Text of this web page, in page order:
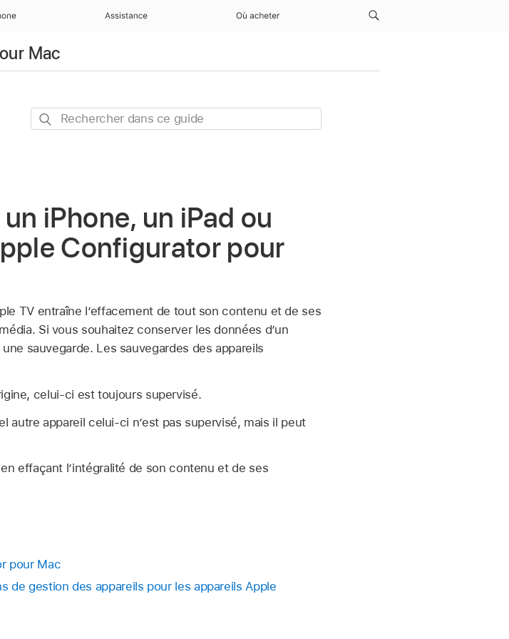
Assistance Où acheter
Mac
Rechercher
iPhone, un iPad ou
Configurator pour
TVentraîne l’effacement de tout son contenu et de ses
Si vous souhaitez conserver les données d’un
sauvegarde. Les sauvegardes des appareils
celui-ci est toujours supervisé.
autre appareil celui-ci n’est pas supervisé, mais il peut
effaçant l’intégralité de son contenu et de ses
pour Mac
de gestion des appareils pour les appareils Apple